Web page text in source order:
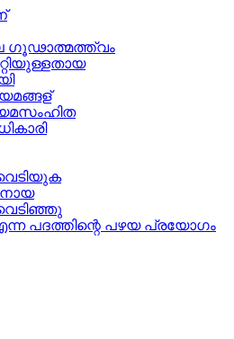
ഗൂഢാത്മത്ത്വം
പഴയ പ്രയോഗം